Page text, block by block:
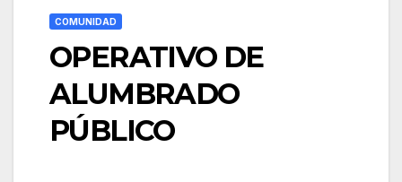
COMUNIDAD
OPERATIVO DE
ALUMBRADO
PÚBLICO